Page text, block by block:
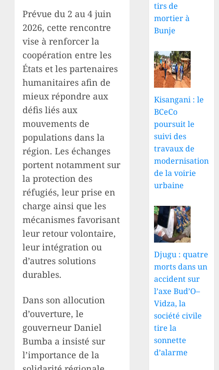
Prévue du 2 au 4 juin
2026, cette rencontre
vise à renforcer la
coopération entre les
États et les partenaires
humanitaires afin de
mieux répondre aux
défis liés aux
mouvements de
populations dans la
région. Les échanges
portent notamment sur
la protection des
réfugiés, leur prise en
charge ainsi que les
mécanismes favorisant
leur retour volontaire,
leur intégration ou
d’autres solutions
durables.
Dans son allocution
d’ouverture, le
gouverneur Daniel
Bumba a insisté sur
l’importance de la
tirs de
mortier à
Bunje
Kisangani : le
BCeCo
poursuit le
suivi des
travaux de
modernisation
de la voirie
urbaine
Djugu : quatre
morts dans un
accident sur
l’axe Bud’O–
Vidza, la
société civile
tire la
sonnette
d’alarme